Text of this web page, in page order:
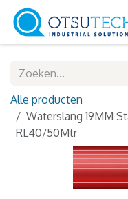
Overslaan naar inhoud
Alle producten
Waterslang 19MM
RL40/50Mtr